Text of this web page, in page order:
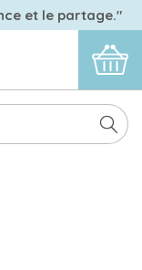
et le partage."